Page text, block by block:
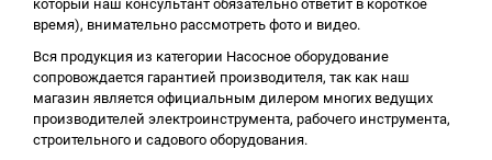
который наш консультант обязательно ответит в короткое
время), внимательно рассмотреть фото и видео.
Вся продукция из категории Насосное оборудование
сопровождается гарантией производителя, так как наш
магазин является официальным дилером многих ведущих
производителей электроинструмента, рабочего инструмента,
строительного и садового оборудования.